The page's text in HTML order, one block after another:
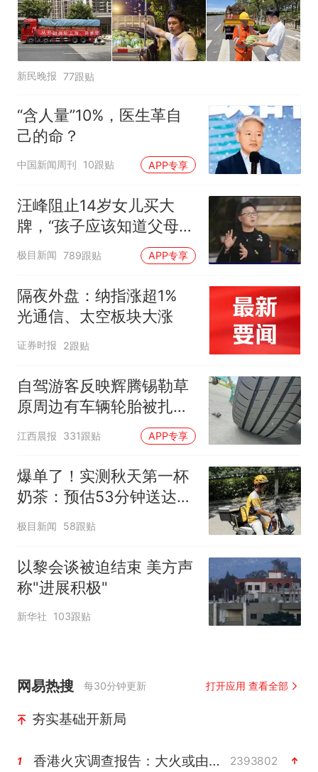
新民晚报 77跟贴
“含人量”10%，医生革自
己的命？
中国新闻周刊 10跟贴 APP专享
汪峰阻止14岁女儿买大
牌，“孩子应该知道父母的
不易”，称自己买衣服80%
极目新闻 789跟贴 APP专享
隔夜外盘：纳指涨超1%
光通信、太空板块大涨
证券时报 2跟贴
自驾游客反映辉腾锡勒草
原周边有车辆轮胎被扎，
修理店铺换胎价格高达千
元，官方发布情况通报
江西晨报 331跟贴 APP专享
爆单了！实测秋天第一杯
奶茶：预估53分钟送达，
实际耗时92分钟
极目新闻 58跟贴
以黎会谈被迫结束 美方声
称"进展积极"
新华社 103跟贴
网易热搜 每30分钟更新 打开应用 查看全部
夯实基础开新局
1 香港火灾调查报告：大火或由烟头引起 2393802